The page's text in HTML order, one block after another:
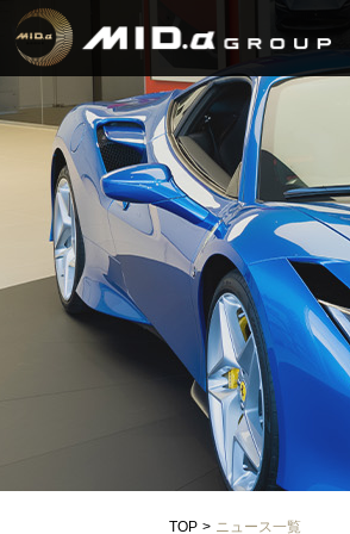
TOP ニュース一覧